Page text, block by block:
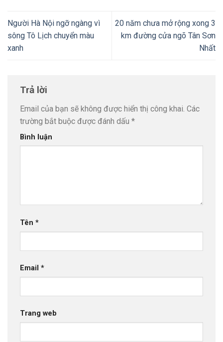
Người Hà Nội ngỡ ngàng vì
sông Tô Lịch chuyển màu
xanh
20 năm chưa mở rộng xong 3
km đường cửa ngõ Tân Sơn
Nhất
Trả lời
Email của bạn sẽ không được hiển thị công khai. Các
trường bắt buộc được đánh dấu *
Bình luận
Tên *
Email *
Trang web